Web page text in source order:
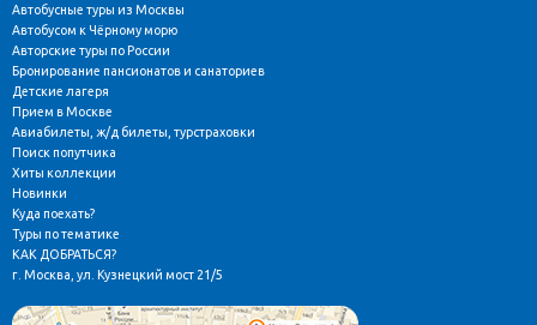
Автобусные туры из Москвы
Автобусом к Чёрному морю
Авторские туры по России
Бронирование пансионатов и санаториев
Детские лагеря
Прием в Москве
Авиабилеты, ж/д билеты, турстраховки
Поиск попутчика
Хиты коллекции
Новинки
Куда поехать?
Туры по тематике
КАК ДОБРАТЬСЯ?
г. Москва, ул. Кузнецкий мост 21/5